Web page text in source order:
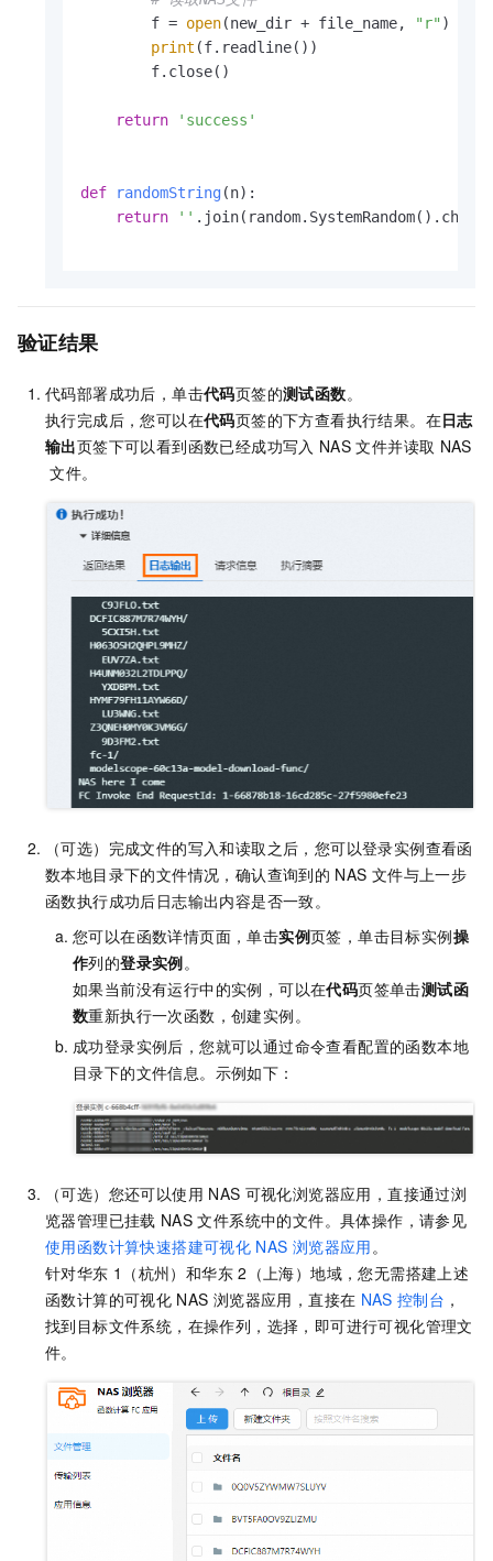
        f =
open(new_dir + file_name, "r" )
print (f.readline())
        f.close()
return 'success'
def randomString(n):
return
''
验证结果
代码部署成功后，单击代码页签的测试函数。
执行完成后，您可以在代码页签的下方查看执行结果。在日志
输出页签下可以看到函数已经成功写入 NAS 文件并读取 NAS
文件。
（可选）完成文件的写入和读取之后，您可以登录实例查看函
数本地目录下的文件情况，确认查询到的 NAS 文件与上一步
函数执行成功后日志输出内容是否一致。
您可以在函数详情页面，单击实例页签，单击目标实例操
作列的登录实例。
如果当前没有运行中的实例，可以在代码页签单击测试函
数重新执行一次函数，创建实例。
成功登录实例后，您就可以通过命令查看配置的函数本地
目录下的文件信息。示例如下：
（可选）您还可以使用 NAS 可视化浏览器应用，直接通过浏
览器管理已挂载 NAS 文件系统中的文件。具体操作，请参见
使用函数计算快速搭建可视化 NAS 浏览器应用 。
针对华东 1（杭州）和华东 2（上海）地域，您无需搭建上述
函数计算的可视化 NAS 浏览器应用，直接在 NAS 控制台 ，
找到目标文件系统，在操作列，选择 ，即可进行可视化管理文
件。